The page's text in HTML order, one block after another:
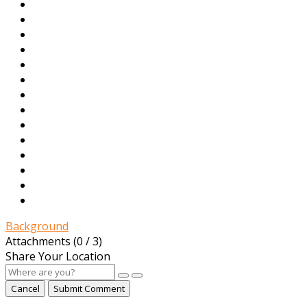
Background
Attachments (0 / 3)
Share Your Location
Cancel Submit Comment